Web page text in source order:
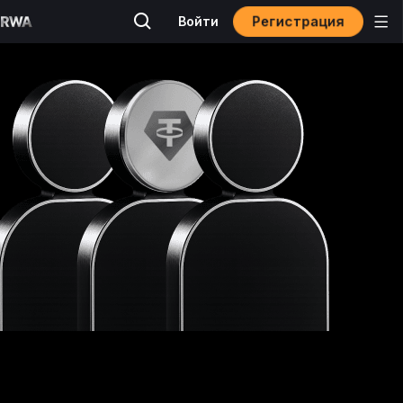
Войти Регистрация